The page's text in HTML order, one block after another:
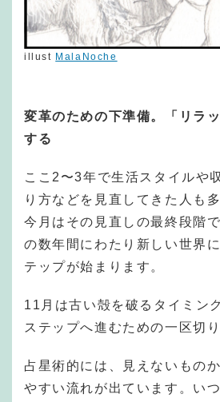
illust MalaNoche
変革のための下準備。「リラ
する
ここ2〜3年で生活スタイルや
り方などを見直してきた人も
今月はその見直しの最終段階
の数年間にわたり新しい世界
テップが始まります。
11月は古い殻を破るタイミン
ステップへ進むための一区切
占星術的には、見えないもの
やすい流れが出ています。い